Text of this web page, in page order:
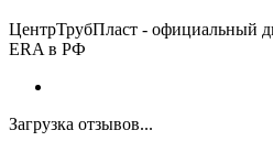
ЦентрТрубПласт - официальный
ERA в РФ
Загрузка отзывов...